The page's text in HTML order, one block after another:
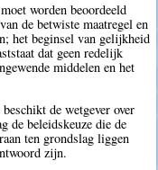
worden beoordeeld
de betwiste maatregel en
het beginsel van gelijkheid
dat geen redelijk
middelen en het
de wetgever over
de beleidskeuze die de
ten grondslag liggen
zijn.